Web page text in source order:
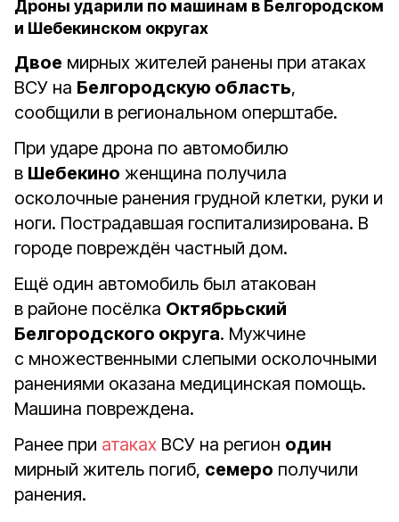
Дроны ударили по машинам в Белгородском
и Шебекинском округах
Двое мирных жителей ранены при атаках
ВСУ на Белгородскую область,
сообщили в региональном оперштабе.
При ударе дрона по автомобилю
в Шебекино женщина получила
осколочные ранения грудной клетки, руки и
ноги. Пострадавшая госпитализирована. В
городе повреждён частный дом.
Ещё один автомобиль был атакован
в районе посёлка Октябрьский
Белгородского округа. Мужчине
с множественными слепыми осколочными
ранениями оказана медицинская помощь.
Машина повреждена.
Ранее при атаках ВСУ на регион один
мирный житель погиб, семеро получили
ранения.